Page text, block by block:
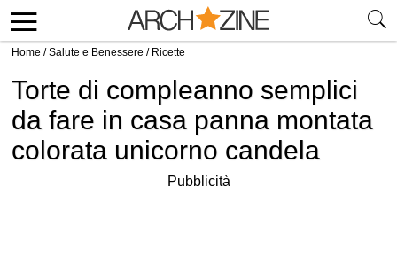
Home /Salute e Benessere / Ricette
Torte di compleanno semplici
da fare in casa panna montata
colorata unicorno candela
Pubblicità